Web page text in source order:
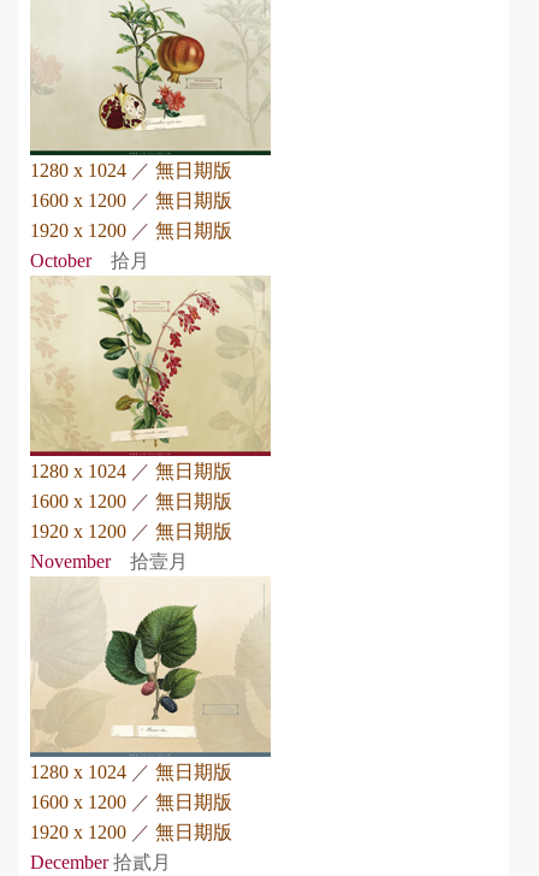
1280 x 1024 ／ 無日期版
1600 x 1200 ／ 無日期版
1920 x 1200 ／ 無日期版
October 拾月
1280 x 1024 ／ 無日期版
1600 x 1200 ／ 無日期版
1920 x 1200 ／ 無日期版
November 拾壹月
1280 x 1024 ／ 無日期版
1600 x 1200 ／ 無日期版
1920 x 1200 ／ 無日期版
December拾貳月